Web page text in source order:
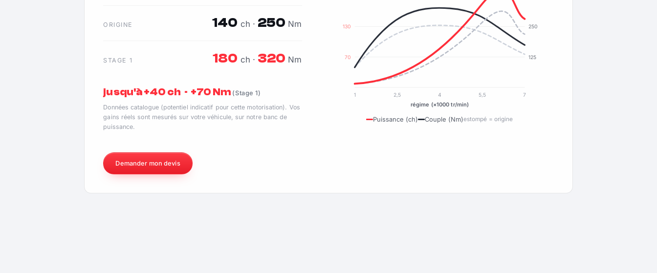
ORIGINE 140 ch · 250 Nm
STAGE 1 180 ch · 320 Nm
jusqu'à +40 ch · +70 Nm (Stage 1)
Données catalogue (potentiel indicatif pour cette motorisation). Vos
gains réels sont mesurés sur votre véhicule, sur notre banc de
puissance.
70
130
125
250
1 2,5 4 5,5 7
régime (×1000 tr/min)
Puissance (ch) Couple (Nm)estompé = origine
Demander mon devis